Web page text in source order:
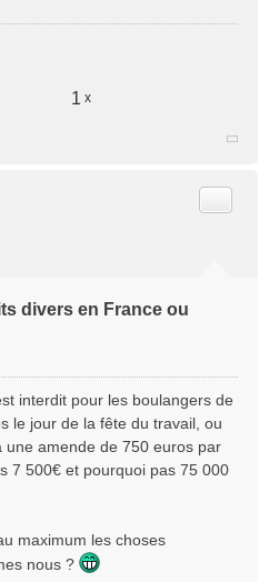
1 x
divers en France ou
interdit pour les boulangers de
le jour de la fête du travail, ou
amende de 750 euros par
7 500€ et pourquoi pas 75 000
maximum les choses
nous ?